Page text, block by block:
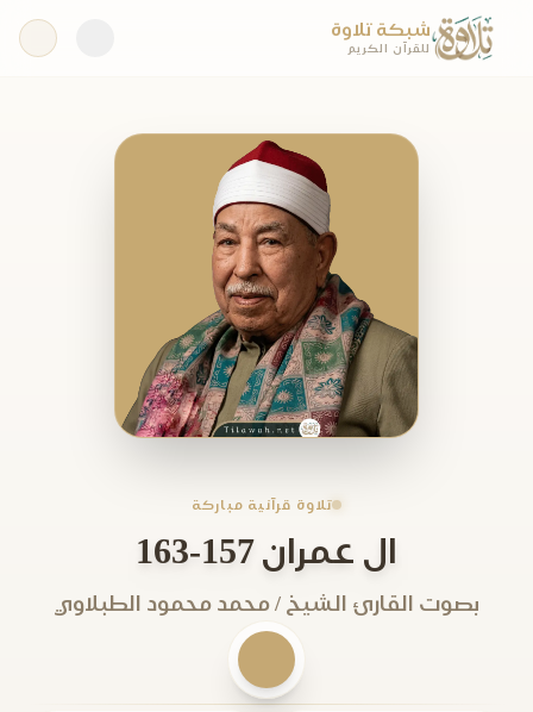
شبكة تلاوة
للقرآن الكريم
تلاوة قرآنية مباركة
ال عمران 157-163
بصوت القارئ الشيخ / محمد محمود الطبلاوي